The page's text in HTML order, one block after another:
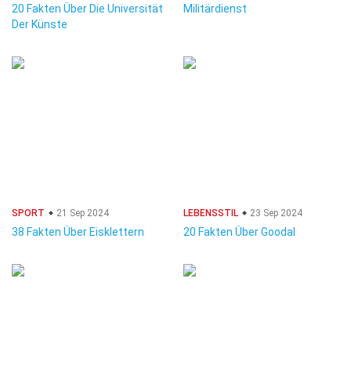
20 Fakten Über Die Universität
Der Künste
Militärdienst
SPORT 21 Sep 2024
38 Fakten Über Eisklettern
LEBENSSTIL 23 Sep 2024
20 Fakten Über Goodal